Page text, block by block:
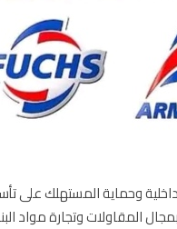
وحماية المستهلك على
وتجارة مواد البناء،